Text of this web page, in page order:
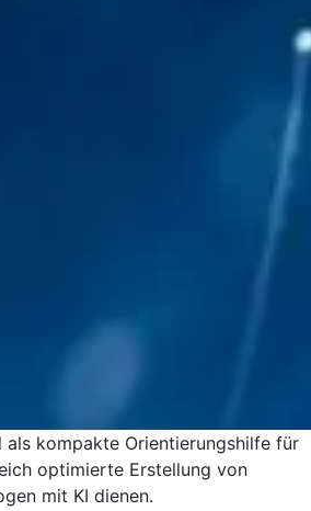
als kompakte Orientierungshilfe für
optimierte Erstellung von
mit KI dienen.